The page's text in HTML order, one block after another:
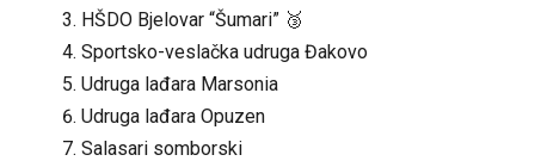
HŠDO Bjelovar “Šumari” 🥉
Sportsko-veslačka udruga Đakovo
Udruga lađara Marsonia
Udruga lađara Opuzen
Salasari somborski